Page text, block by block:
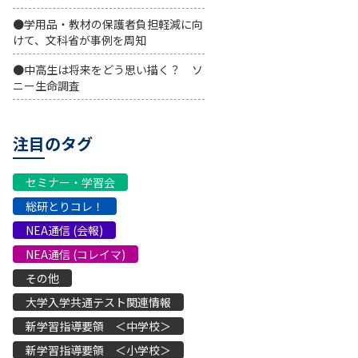
●学用品・教材の保護者負担軽減に向
けて、文科省が事例を周知
●中高生は将来をどう思い描く？ ソ
ニー生命調査
注目のタグ
セミナー・学習会
総研とりコレ！
NEA通信 (会報)
NEA通信 (コレイマ)
その他
大学入学共通テスト関連情報
新学習指導要領 ＜中学校＞
新学習指導要領 ＜小学校＞